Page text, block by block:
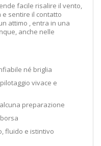
facile risalire il vento,
e sentire il contatto
attimo , entra in una
anche nelle
né briglia
pilotaggio vivace e
preparazione
borsa
fluido e istintivo